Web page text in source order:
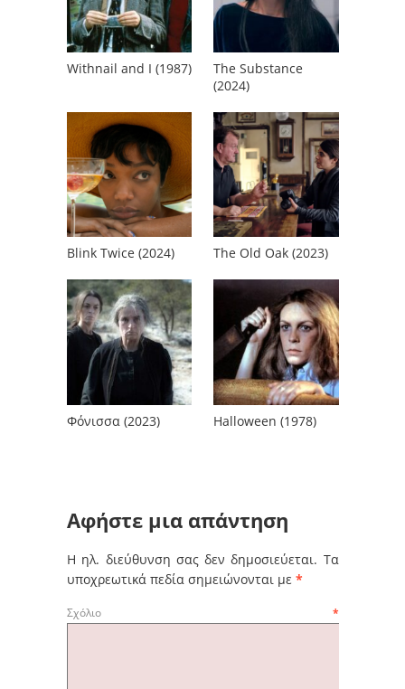
Withnail and I (1987)
The Substance
(2024)
Blink Twice (2024) The Old Oak (2023)
Φόνισσα (2023) Halloween (1978)
Αφήστε μια απάντηση
Η ηλ. διεύθυνση σας δεν δημοσιεύεται. Τα
υποχρεωτικά πεδία σημειώνονται με *
Σχόλιο *